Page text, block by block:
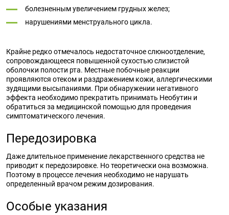
болезненным увеличением грудных желез;
нарушениями менструального цикла.
Крайне редко отмечалось недостаточное слюноотделение,
сопровождающееся повышенной сухостью слизистой
оболочки полости рта. Местные побочные реакции
проявляются отеком и раздражением кожи, аллергическими
зудящими высыпаниями. При обнаружении негативного
эффекта необходимо прекратить принимать Необутин и
обратиться за медицинской помощью для проведения
симптоматического лечения.
Передозировка
Даже длительное применение лекарственного средства не
приводит к передозировке. Но теоретически она возможна.
Поэтому в процессе лечения необходимо не нарушать
определенный врачом режим дозирования.
Особые указания